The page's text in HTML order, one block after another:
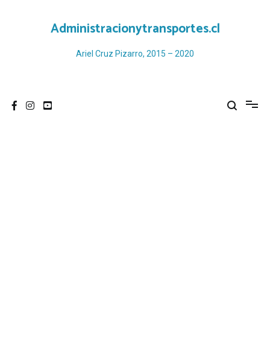
Administracionytransportes.cl
Ariel Cruz Pizarro, 2015 – 2020